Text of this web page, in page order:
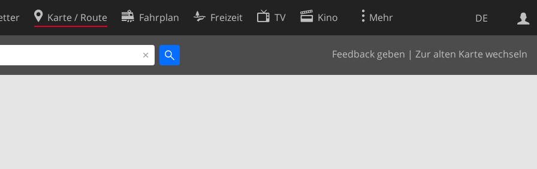
DE
Karte / Route Fahrplan Freizeit TV Kino Mehr
Feedback geben | Zur alten Karte wechseln
Websuche
Cookie-Richtlinie
Cookie-Einstellungen